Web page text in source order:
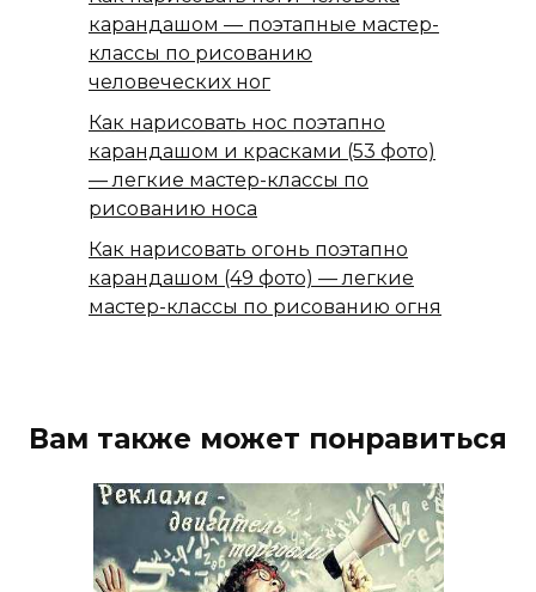
карандашом — поэтапные мастер-
классы по рисованию
человеческих ног
Как нарисовать нос поэтапно
карандашом и красками (53 фото)
— легкие мастер-классы по
рисованию носа
Как нарисовать огонь поэтапно
карандашом (49 фото) — легкие
мастер-классы по рисованию огня
Вам также может понравиться